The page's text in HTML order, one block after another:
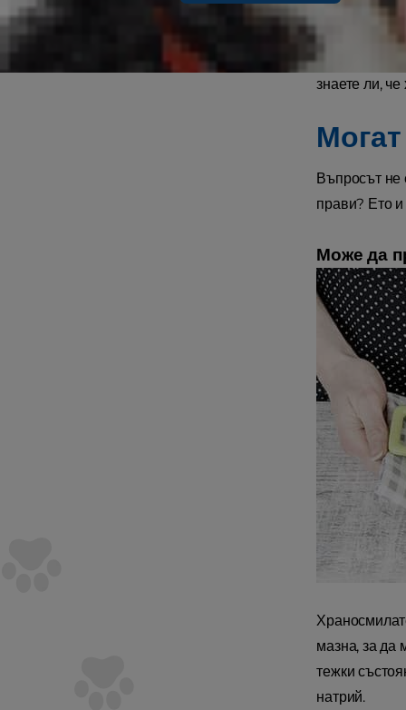
Когато
знаете ли,
Въпросът не
прави? Ето
Може да
мазна, за да
тежки
натрий.